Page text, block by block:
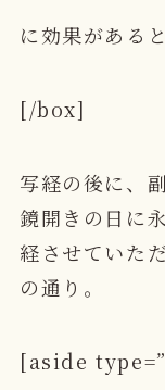
に効果がある
[/box]
写経の後に、
鏡開きの日に
経させていた
の通り。
[aside